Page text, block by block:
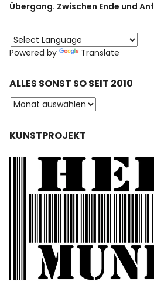
Übergang. Zwischen Ende und
Powered by Translate
ALLES SONST SO SEIT 2010
KUNSTPROJEKT